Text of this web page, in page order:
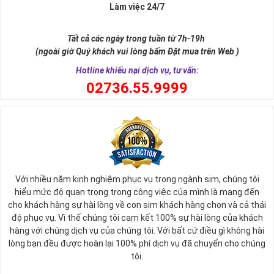
tài lộc, may mắn cho chủ sở hữu. Thật vậy, số 5 đứng giữa dãy số
tự nhiên, nó tượng trưng cho ngũ hành (Kim – Mộc – Thủy – Hỏa –
), đạo quân tử có (Nhân - Nghĩa - Lễ - Trí – Tín), trong cuộc sống
Phúc, Lộc, Thọ, Khang, Ninh). Đó là 5 yếu tố cho cuộc
sống sự hòa hợp, yên ổn, an lành. Cũng bởi vậy, các chuyên gia
được sự hòa hợp, thuận lợi, bình an trong cuộc sống, sự nghiệp để
nhanh chóng thành công, tiến tới những vị trí cao nhất.
Làm việc 24/7
Tất cả các ngày trong tuần từ 7h-19h
(ngoài giờ Quý khách vui lòng bấm Đặt mua trên Web )
Hotline khiếu nại dịch vụ, tư vấn:
02736.55.9999
Với nhiều năm kinh nghiệm phục vụ trong ngành sim, chúng tôi
hiểu mức độ quan trọng trong công việc của mình là mang đến
cho khách hàng sự hài lòng về con sim khách hàng chọn và cả thái
độ phục vụ. Vì thế chúng tôi cam kết 100% sự hài lòng của khách
hàng với chúng dịch vụ của chúng tôi. Với bất cứ điều gì không hài
lòng bạn đều được hoàn lại 100% phí dịch vụ đã chuyển cho chúng
tôi.